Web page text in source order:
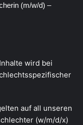
(m/w/d) –
wird bei
auf all unseren
(w/m/d/x)